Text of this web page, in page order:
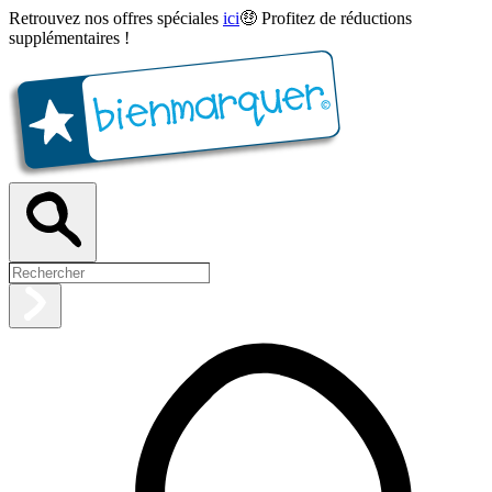
Retrouvez nos offres spéciales ici🤑 Profitez de réductions
supplémentaires !